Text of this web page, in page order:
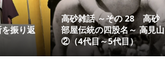
振り返
高砂雑話 ～その 28 高砂
部屋伝統の四股名～ 高見山
②（4代目～5代目）